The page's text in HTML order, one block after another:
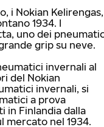
i Nokian Kelirengas,
1934. I
uno dei
grip su neve.
invernali al
del Nokian
invernali, si
a prova
in Finlandia dalla
mercato nel 1934.